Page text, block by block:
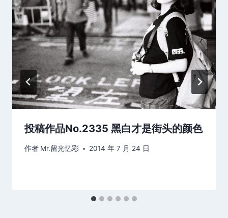
投稿作品No.2335 黑白才是街头的颜色
作者 Mr.留光忆彩 2014 年 7 月 24 日